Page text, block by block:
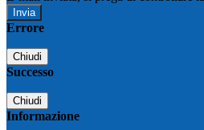
Errore
Chiudi
Successo
Chiudi
Informazione